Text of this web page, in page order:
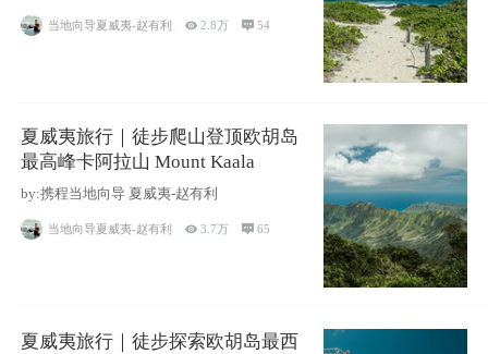
当地向导夏威夷-赵有利 2.8万  54
夏威夷旅行｜徒步爬山登顶欧胡岛
最高峰卡阿拉山 Mount Kaala
by:携程当地向导 夏威夷-赵有利
当地向导夏威夷-赵有利 3.7万 65
夏威夷旅行｜徒步探索欧胡岛最西